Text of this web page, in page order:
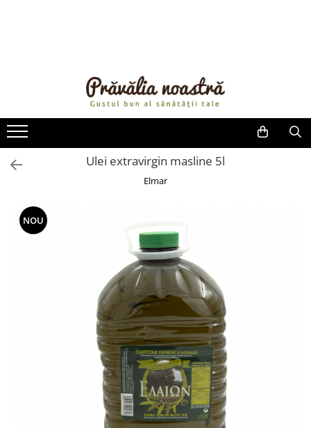
ULEIURI ȘI UNTURI
MĂSLINE
NUCI ȘI SEMINȚE
FRUCTE DESHIDRATATE
FRUCTE LA CONSERVĂ
OȚETURI ȘI SOSURI
BĂUTURI / LAPTE VEGETAL
CREME ȘI PASTE TARTINABILE
CIOCOLATĂ ȘI CACAO
Ulei extravirgin masline 5l
Elmar
NOU